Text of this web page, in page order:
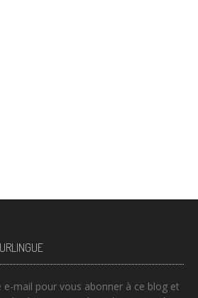
e-mail pour vous abonner à ce blog et